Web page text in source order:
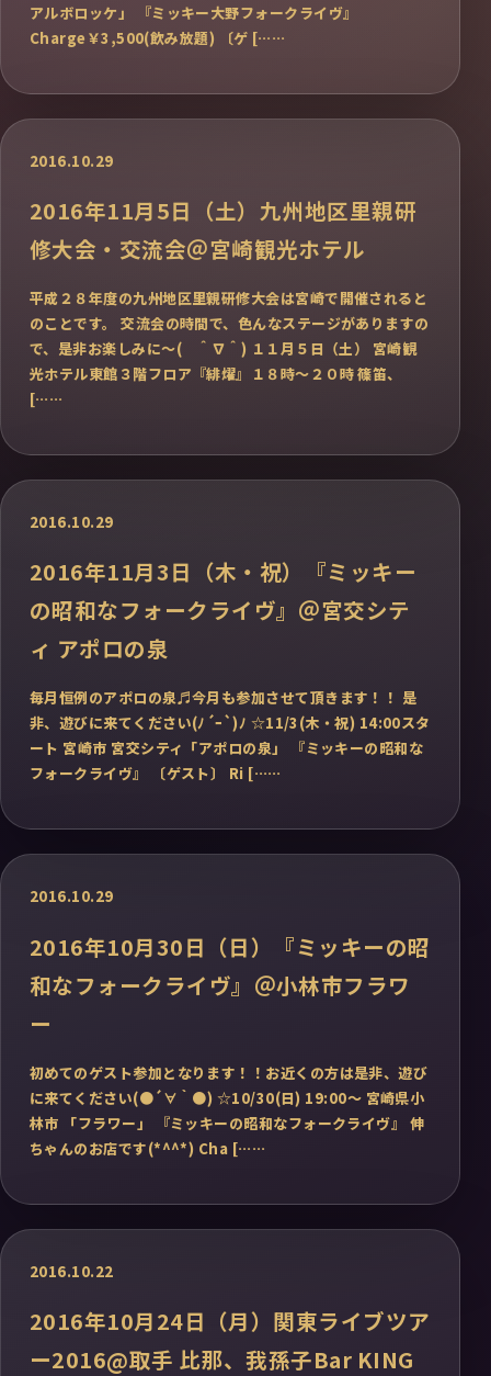
アルボロッケ」 『ミッキー大野フォークライヴ』
Charge￥3,500(飲み放題) 〔ゲ [……
2016.10.29
2016年11月5日（土）九州地区里親研
修大会・交流会＠宮崎観光ホテル
平成２８年度の九州地区里親研修大会は宮崎で開催されると
のことです。 交流会の時間で、色んなステージがありますの
で、是非お楽しみに〜( ＾∇＾) １１月５日（土） 宮崎観
光ホテル東館３階フロア『緋燿』１８時〜２０時 篠笛、
[……
2016.10.29
2016年11月3日（木・祝）『ミッキー
の昭和なフォークライヴ』＠宮交シテ
ィ アポロの泉
毎月恒例のアポロの泉♬今月も参加させて頂きます！！ 是
非、遊びに来てください(ﾉ´ｰ`)ﾉ ☆11/3(木・祝) 14:00スタ
ート 宮崎市 宮交シティ「アポロの泉」 『ミッキーの昭和な
フォークライヴ』 〔ゲスト〕 Ri [……
2016.10.29
2016年10月30日（日）『ミッキーの昭
和なフォークライヴ』＠小林市フラワ
ー
初めてのゲスト参加となります！！お近くの方は是非、遊び
に来てください(●´∀｀●) ☆10/30(日) 19:00～ 宮崎県小
林市 「フラワー」 『ミッキーの昭和なフォークライヴ』 伸
ちゃんのお店です(*^^*) Cha [……
2016.10.22
2016年10月24日（月）関東ライブツア
ー2016@取手 比那、我孫子Bar KING